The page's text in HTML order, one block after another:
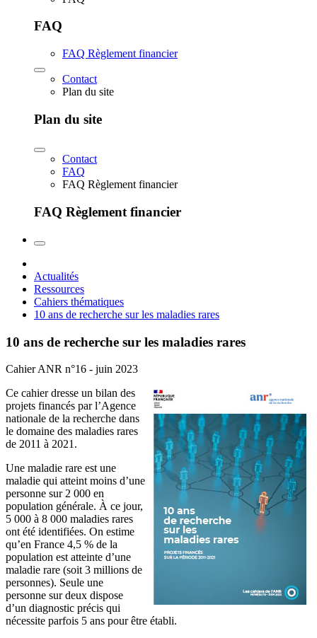
FAQ
FAQ Règlement financier
Contact
Plan du site
Plan du site
Contact
FAQ
FAQ Règlement financier
FAQ Règlement financier
Actualités
Ressources
Cahiers thématiques
10 ans de recherche sur les maladies rares
10 ans de recherche sur les maladies rares
Cahier ANR n°16 - juin 2023
Ce cahier dresse un bilan des
projets financés par l’Agence
nationale de la recherche dans
le domaine des maladies rares
de 2011 à 2021.
Une maladie rare est une
maladie qui atteint moins d’une
personne sur 2 000 en
population générale. À ce jour,
5 000 à 8 000 maladies rares
ont été identifiées. On estime
qu’en France 4,5 % de la
population est atteinte d’une
maladie rare (soit 3 millions de
personnes). Seule une
personne sur deux dispose
d’un diagnostic précis qui
nécessite parfois 5 ans pour être établi.